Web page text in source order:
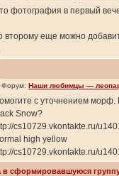
фотография в первый
второму еще можно
Форум: Наши любимцы —
с уточнением
Snow?
cs10729.vkontakte.ru/
high yellow
cs10729.vkontakte.ru/
в сформировавшуюся